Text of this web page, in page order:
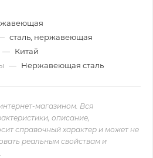
сталь, нержавеющая
— Китай
— Нержавеющая сталь
магазином. Вся
описание,
справочный характер и может не
реальным свойствам и